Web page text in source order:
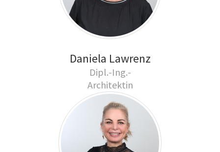
Daniela Lawrenz
Dipl.-Ing.-
Architektin